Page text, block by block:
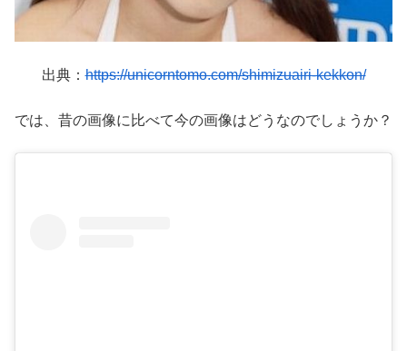
出典：https://unicorntomo.com/shimizuairi-kekkon/
では、昔の画像に比べて今の画像はどうなのでしょうか？